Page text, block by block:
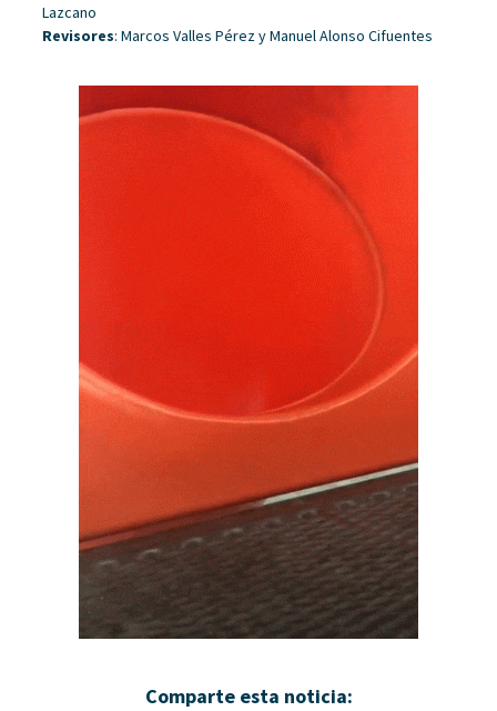
Lazcano
Revisores: Marcos Valles Pérez y Manuel Alonso Cifuentes
Comparte esta noticia: